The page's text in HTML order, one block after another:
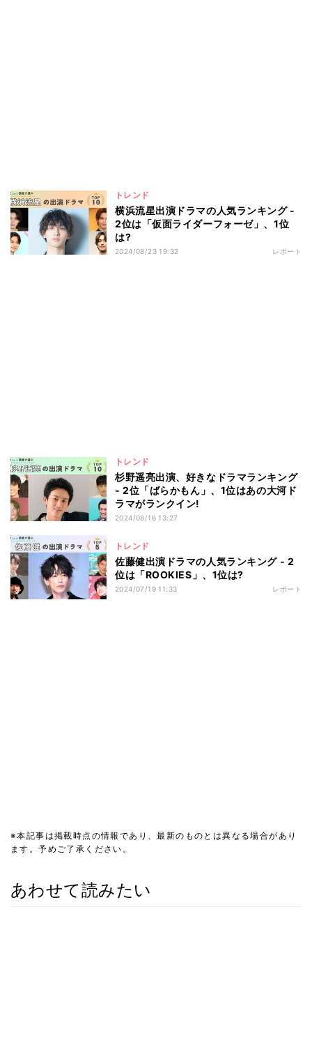
トレンド
横浜流星出演ドラマの人気ランキング -
2位は「仮面ライダーフォーゼ」、1位
は?
2024/08/23 19:32 レポート
トレンド
杉野遥亮出演、好きなドラマランキング
- 2位「ばらかもん」、1位はあの大河ド
ラマがランクイン!
2024/08/16 13:27
トレンド
佐藤健出演ドラマの人気ランキング - 2
位は「ROOKIES」、1位は?
2024/07/19 11:33 レポート
※本記事は掲載時点の情報であり、最新のものとは異なる場合があり
ます。予めご了承ください。
あわせて読みたい